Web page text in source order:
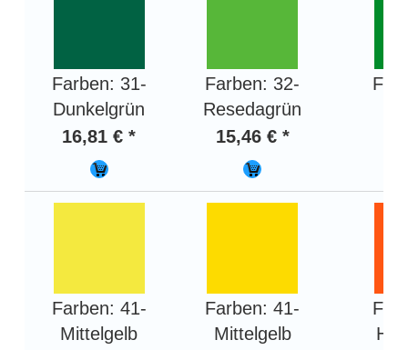
Farben: 31-
Dunkelgrün
16,81 € *
Farben: 32-
Resedagrün
15,46 € *
Farben: 41-
Mittelgelb
Farben: 41-
Mittelgelb